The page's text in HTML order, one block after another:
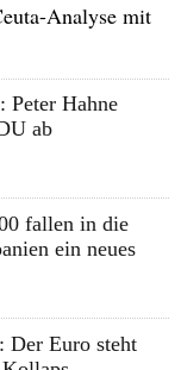
Analyse mit
Peter Hahne
ab
fallen in die
ein neues
Der Euro steht